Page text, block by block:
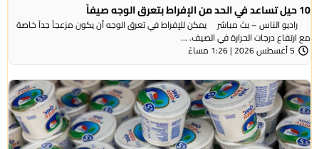
10 حيل تساعد في الحد من الإفراط بتعرق الوجه صيفاً
راديو الناس – بث مباشر يمكن للإفراط في تعرق الوجه أن يكون مزعجاً جداً خاصة
مع ارتفاع درجات الحرارة في الصيف. ...
5 أغسطس 2026 | 1:26 مساءً